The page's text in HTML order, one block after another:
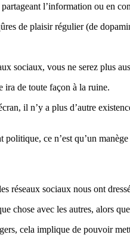
l’information ou en
de plaisir régulier (de
sociaux, vous ne serez plus
ira de toute façon à la ruine.
il n’y a plus d’autre
ce n’est qu’un
réseaux sociaux nous ont
chose avec les autres, alors
cela implique de pouvoir